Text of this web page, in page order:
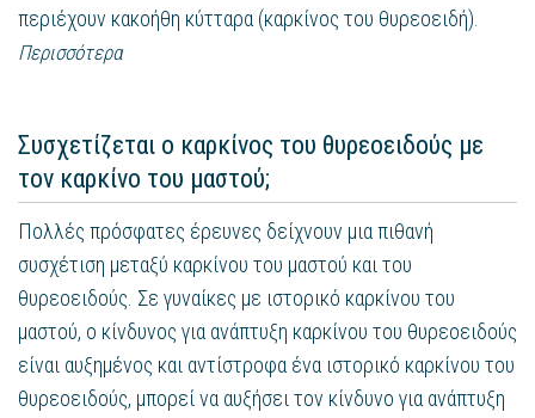
περιέχουν κακοήθη κύτταρα (καρκίνος του θυρεοειδή).
Περισσότερα
Συσχετίζεται ο καρκίνος του θυρεοειδούς με
τον καρκίνο του μαστού;
Πολλές πρόσφατες έρευνες δείχνουν μια πιθανή
συσχέτιση μεταξύ καρκίνου του μαστού και του
θυρεοειδούς. Σε γυναίκες με ιστορικό καρκίνου του
μαστού, ο κίνδυνος για ανάπτυξη καρκίνου του θυρεοειδούς
είναι αυξημένος και αντίστροφα ένα ιστορικό καρκίνου του
θυρεοειδούς, μπορεί να αυξήσει τον κίνδυνο για ανάπτυξη